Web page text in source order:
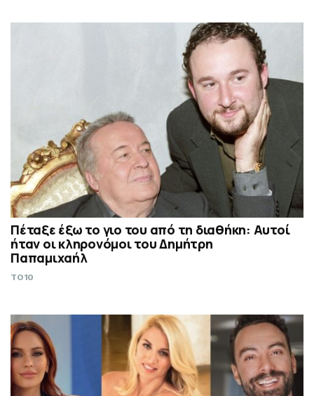
Πέταξε έξω το γιο του από τη διαθήκη: Αυτοί
ήταν οι κληρονόμοι του Δημήτρη
Παπαμιχαήλ
TO10